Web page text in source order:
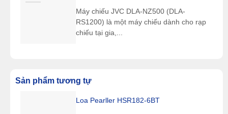
Máy chiếu JVC DLA-NZ500 (DLA-
RS1200) là một máy chiếu dành cho rạp
chiếu tại gia,...
Sản phẩm tương tự
Loa Pearller HSR182-6BT